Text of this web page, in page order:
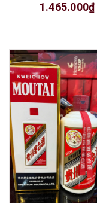
1.465.000₫